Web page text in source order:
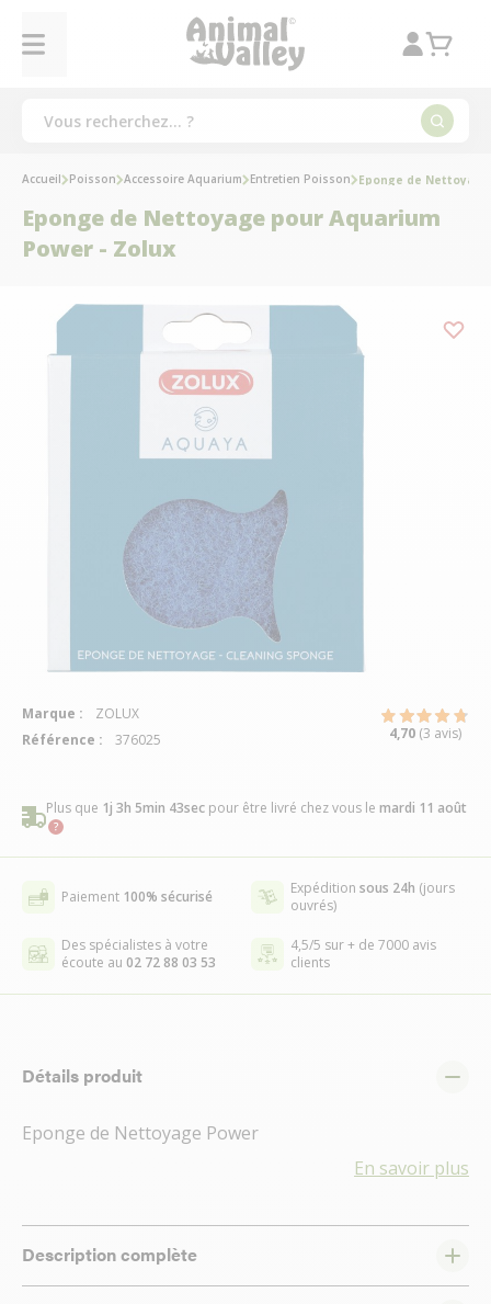
Plus que 1j 3h 5min 42sec pour être livré chez vous le mardi 11 août
Paiement 100% sécurisé Expédition sous 24h (jours
ouvrés)
Des spécialistes à votre
écoute au 02 72 88 03 53
4,5/5 sur + de 7000 avis
clients
Détails produit
Eponge de Nettoyage Power
En savoir plus
Description complète
Accueil Poisson Accessoire Aquarium Entretien Poisson Eponge de
Eponge de Nettoyage pour Aquarium
Power - Zolux
Marque :
ZOLUX
Référence :
376025 4,70 (3 avis)